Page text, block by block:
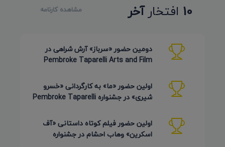
10 افتخارآخر مشاهده کارنامه
دومین حضور «سرباز» آرش شراهی در
Pembroke Taparelli Arts and Film
اولین حضور «ما» به کارگردانی «خسرو
شیری» در جشنواره Pembroke Taparelli
اولین حضور فیلم کوتاه داستانی «آف
اسکرین» وهاب احشام در جشنواره